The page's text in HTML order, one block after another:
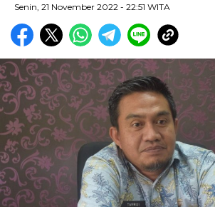
Senin, 21 November 2022 - 22:51 WITA